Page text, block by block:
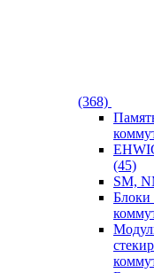
(368)
(45)
SM,
Блоки